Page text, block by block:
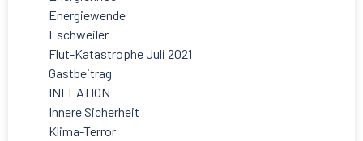
Energiewende
Eschweiler
Flut-Katastrophe Juli 2021
Gastbeitrag
INFLATION
Innere Sicherheit
Klima-Terror